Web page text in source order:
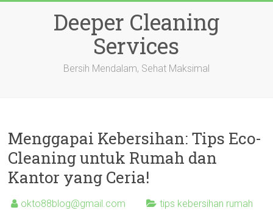
Deeper Cleaning
Services
Bersih Mendalam, Sehat Maksimal
Menggapai Kebersihan: Tips Eco-
Cleaning untuk Rumah dan
Kantor yang Ceria!
okto88blog@gmail.com tips kebersihan rumah